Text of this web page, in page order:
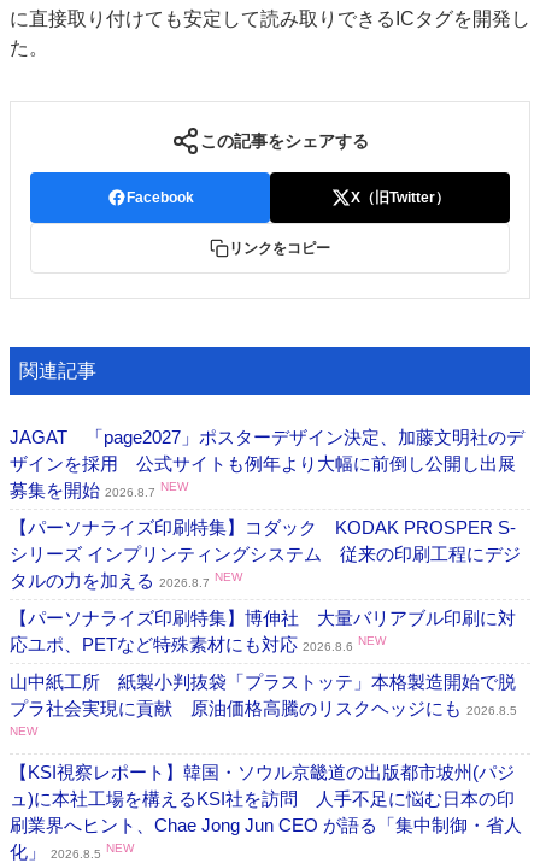
に直接取り付けても安定して読み取りできるICタグを開発し
た。
この記事をシェアする
Facebook X（旧Twitter）
リンクをコピー
関連記事
JAGAT 「page2027」ポスターデザイン決定、加藤文明社のデ
ザインを採用 公式サイトも例年より大幅に前倒し公開し出展
募集を開始 2026.8.7 NEW
【パーソナライズ印刷特集】コダック KODAK PROSPER S-
シリーズ インプリンティングシステム 従来の印刷工程にデジ
タルの力を加える 2026.8.7 NEW
【パーソナライズ印刷特集】博伸社 大量バリアブル印刷に対
応ユポ、PETなど特殊素材にも対応 2026.8.6 NEW
山中紙工所 紙製小判抜袋「プラストッテ」本格製造開始で脱
プラ社会実現に貢献 原油価格高騰のリスクヘッジにも 2026.8.5
NEW
【KSI視察レポート】韓国・ソウル京畿道の出版都市坡州(パジ
ュ)に本社工場を構えるKSI社を訪問 人手不足に悩む日本の印
刷業界へヒント、Chae Jong Jun CEO が語る「集中制御・省人
化」
2026.8.5 NEW